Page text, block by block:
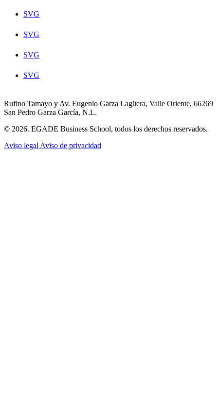
SVG
SVG
SVG
SVG
Rufino Tamayo y Av. Eugenio Garza Lagüera, Valle Oriente, 66269
San Pedro Garza García, N.L.
© 2026. EGADE Business School, todos los derechos reservados.
Aviso legal Aviso de privacidad